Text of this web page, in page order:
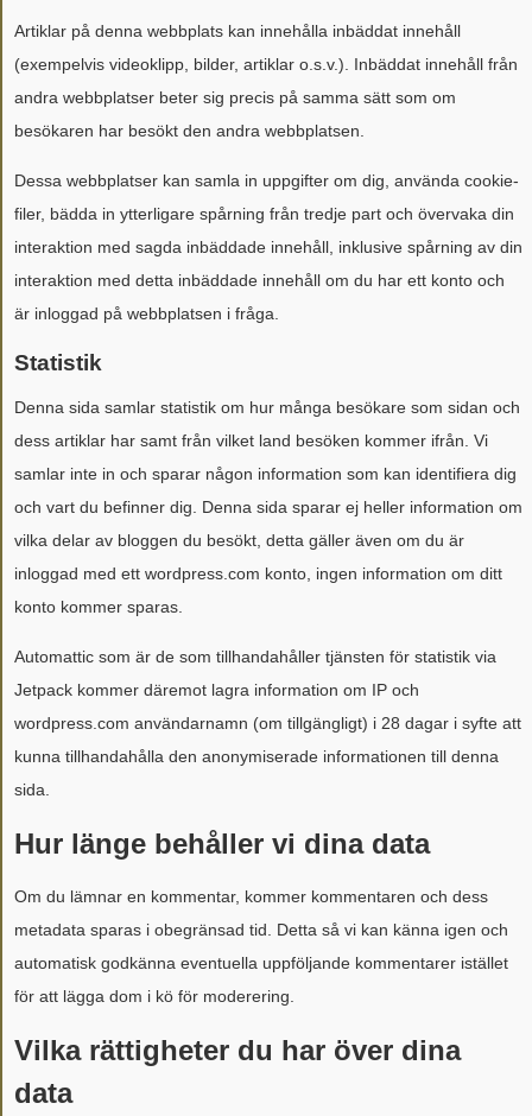
Artiklar på denna webbplats kan innehålla inbäddat innehåll
(exempelvis videoklipp, bilder, artiklar o.s.v.). Inbäddat innehåll från
andra webbplatser beter sig precis på samma sätt som om
besökaren har besökt den andra webbplatsen.
Dessa webbplatser kan samla in uppgifter om dig, använda cookie-
filer, bädda in ytterligare spårning från tredje part och övervaka din
interaktion med sagda inbäddade innehåll, inklusive spårning av din
interaktion med detta inbäddade innehåll om du har ett konto och
är inloggad på webbplatsen i fråga.
Statistik
Denna sida samlar statistik om hur många besökare som sidan och
dess artiklar har samt från vilket land besöken kommer ifrån. Vi
samlar inte in och sparar någon information som kan identifiera dig
och vart du befinner dig. Denna sida sparar ej heller information om
vilka delar av bloggen du besökt, detta gäller även om du är
inloggad med ett wordpress.com konto, ingen information om ditt
konto kommer sparas.
Automattic som är de som tillhandahåller tjänsten för statistik via
Jetpack kommer däremot lagra information om IP och
wordpress.com användarnamn (om tillgängligt) i 28 dagar i syfte att
kunna tillhandahålla den anonymiserade informationen till denna
sida.
Hur länge behåller vi dina data
Om du lämnar en kommentar, kommer kommentaren och dess
metadata sparas i obegränsad tid. Detta så vi kan känna igen och
automatisk godkänna eventuella uppföljande kommentarer istället
för att lägga dom i kö för moderering.
Vilka rättigheter du har över dina
data